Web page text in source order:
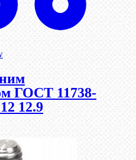
ГОСТ 11738-
12.9